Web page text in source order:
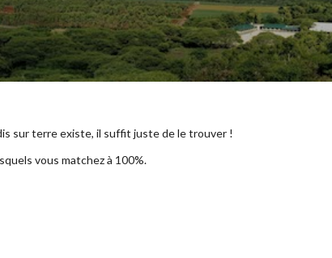
sur terre existe, il suffit juste de le trouver !
vous matchez à 100%.